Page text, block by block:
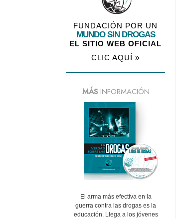
FUNDACIÓN POR UN
MUNDO SIN DROGAS
EL SITIO WEB OFICIAL
CLIC AQUÍ »
MÁSINFORMACIÓN
El arma más efectiva en la
guerra contra las drogas es la
educación. Llega a los jóvenes